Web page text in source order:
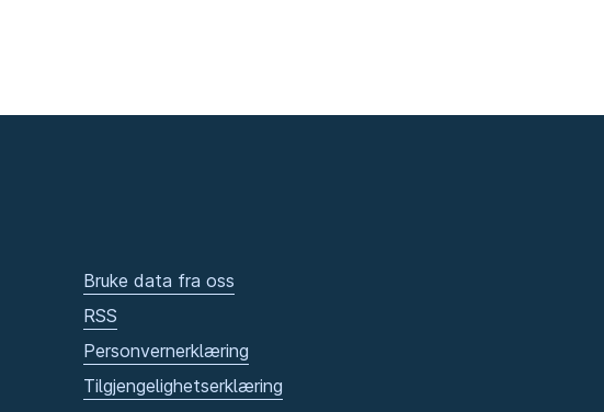
Bruke data fra oss
RSS
Personvernerklæring
Tilgjengelighetserklæring